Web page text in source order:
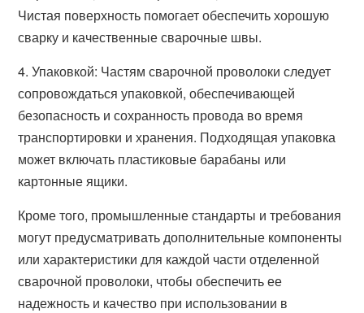
Чистая поверхность помогает обеспечить хорошую
сварку и качественные сварочные швы.
4. Упаковкой: Частям сварочной проволоки следует
сопровождаться упаковкой, обеспечивающей
безопасность и сохранность провода во время
транспортировки и хранения. Подходящая упаковка
может включать пластиковые барабаны или
картонные ящики.
Кроме того, промышленные стандарты и требования
могут предусматривать дополнительные компоненты
или характеристики для каждой части отделенной
сварочной проволоки, чтобы обеспечить ее
надежность и качество при использовании в